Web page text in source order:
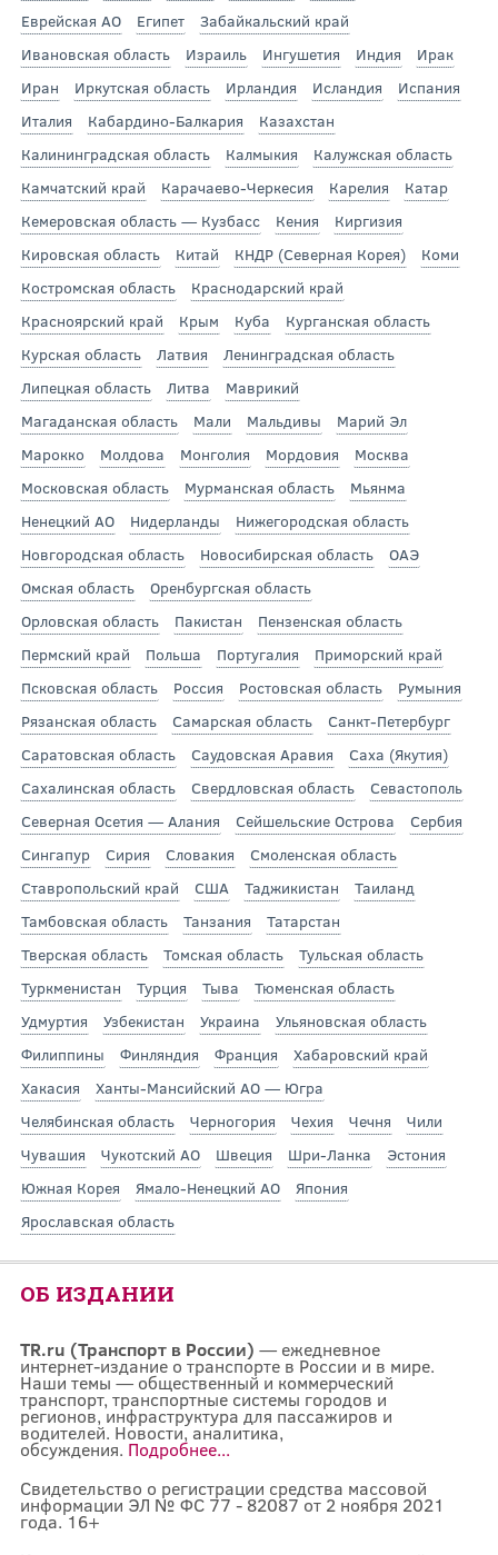
Еврейская АО Египет
Забайкальский край
Ивановская область
Израиль Ингушетия Индия
Ирак
Иран
Иркутская область Ирландия Исландия
Испания
Италия
Кабардино-Балкария
Казахстан
Калининградская область
Калмыкия
Калужская область
Камчатский край
Карачаево-Черкесия Карелия
Катар
Кемеровская область — Кузбасс
Кения
Киргизия
Кировская область
Китай КНДР (Северная Корея)
Коми
Костромская область
Краснодарский край
Красноярский край
Крым Куба
Курганская область
Курская область
Латвия
Ленинградская область
Липецкая область
Литва
Маврикий
Магаданская область
Мали Мальдивы
Марий Эл
Марокко
Молдова Монголия Мордовия
Москва
Московская область
Мурманская область
Мьянма
Ненецкий АО
Нидерланды
Нижегородская область
Новгородская область
Новосибирская область
ОАЭ
Омская область
Оренбургская область
Орловская область
Пакистан
Пензенская область
Пермский край
Польша Португалия
Приморский край
Псковская область
Россия Ростовская область
Румыния
Рязанская область
Самарская область
Санкт-Петербург
Саратовская область
Саудовская Аравия
Саха (Якутия)
Сахалинская область
Свердловская область
Севастополь
Северная Осетия — Алания
Сейшельские Острова
Сербия
Сингапур
Сирия Словакия
Смоленская область
Ставропольский край
США Таджикистан
Таиланд
Тамбовская область
Танзания
Татарстан
Тверская область
Томская область
Тульская область
Туркменистан
Турция Тыва
Тюменская область
Удмуртия
Узбекистан Украина
Ульяновская область
Филиппины
Финляндия Франция
Хабаровский край
Хакасия
Ханты-Мансийский АО — Югра
Челябинская область
Черногория Чехия Чечня
Чили
Чувашия
Чукотский АО Швеция Шри-Ланка
Эстония
Южная Корея
Ямало-Ненецкий АО
Япония
Ярославская область
ОБ ИЗДАНИИ
TR.ru (Транспорт в России) — ежедневное
интернет-издание о транспорте в России и в мире.
Наши темы — общественный и коммерческий
транспорт, транспортные системы городов и
регионов, инфраструктура для пассажиров и
водителей. Новости, аналитика,
обсуждения. Подробнее...
Свидетельство о регистрации средства массовой
информации ЭЛ № ФС 77 - 82087 от 2 ноября 2021
года. 16+